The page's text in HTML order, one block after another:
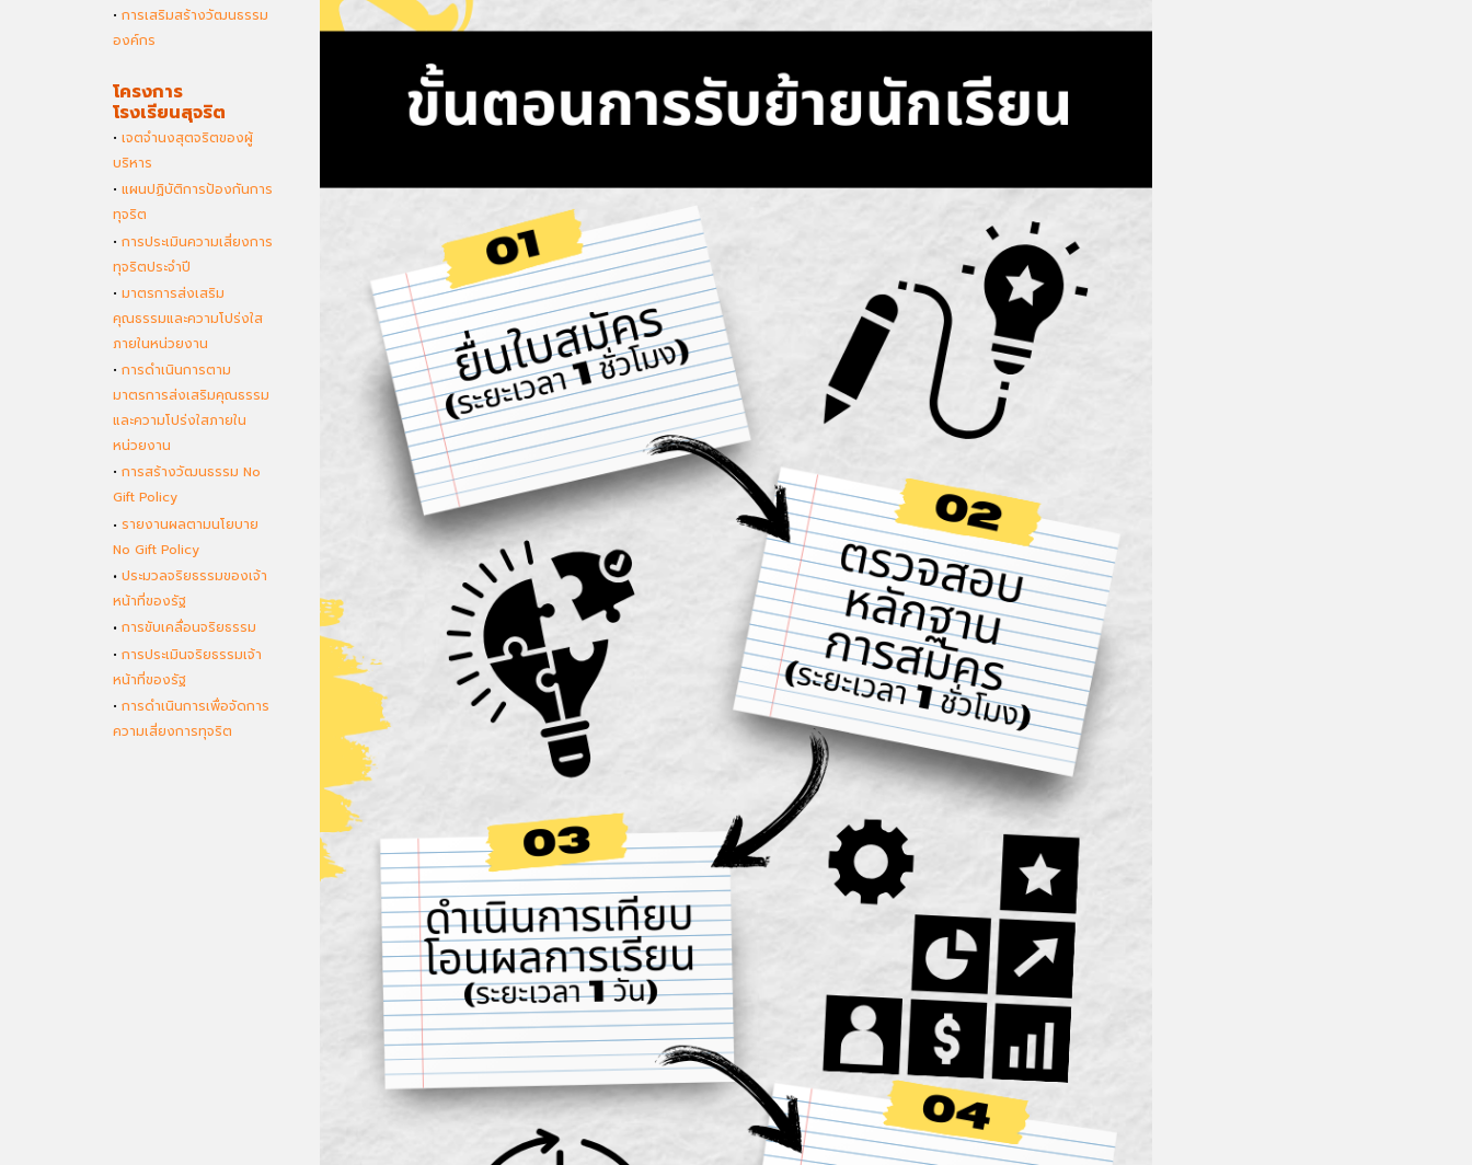
• การเสริมสร้างวัฒนธรรม
องค์กร
โครงการ
โรงเรียนสุจริต
• เจตจำนงสุตจริตของผู้
บริหาร
• แผนปฏิบัติการป้องกันการ
ทุจริต
• การประเมินความเสี่ยงการ
ทุจริตประจำปี
• มาตรการส่งเสริม
คุณธรรมและความโปร่งใส
ภายในหน่วยงาน
• การดำเนินการตาม
มาตรการส่งเสริมคุณธรรม
และความโปร่งใสภายใน
หน่วยงาน
• การสร้างวัฒนธรรม No
Gift Policy
• รายงานผลตามนโยบาย
No Gift Policy
• ประมวลจริยธรรมของเจ้า
หน้าที่ของรัฐ
• การขับเคลื่อนจริยธรรม
• การประเมินจริยธรรมเจ้า
หน้าที่ของรัฐ
• การดำเนินการเพื่อจัดการ
ความเสี่ยงการทุจริต